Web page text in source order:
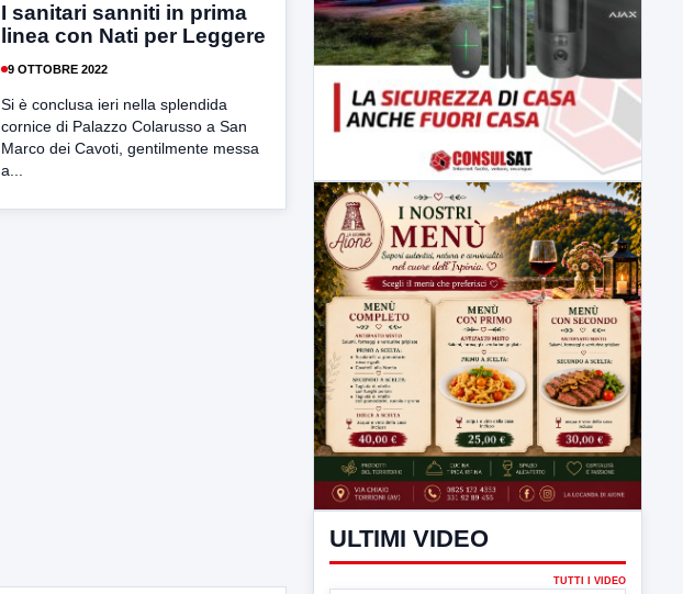
I sanitari sanniti in prima
linea con Nati per Leggere
9 OTTOBRE 2022
Si è conclusa ieri nella splendida
cornice di Palazzo Colarusso a San
Marco dei Cavoti, gentilmente messa
a...